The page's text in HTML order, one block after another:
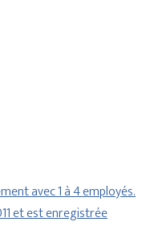
avec 1 à 4 employés.
et est enregistrée